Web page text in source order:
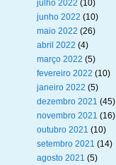
julho 2022 (10)
junho 2022 (10)
maio 2022 (26)
abril 2022 (4)
março 2022 (5)
fevereiro 2022 (10)
janeiro 2022 (5)
dezembro 2021 (45)
novembro 2021 (16)
outubro 2021 (10)
setembro 2021 (14)
agosto 2021 (5)